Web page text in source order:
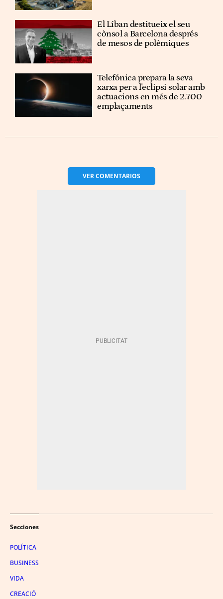
El Líban destitueix el seu
cònsol a Barcelona després
de mesos de polèmiques
Telefónica prepara la seva
xarxa per a l'eclipsi solar amb
actuacions en més de 2.700
emplaçaments
VERCOMENTARIOS
Secciones
POLÍTICA
BUSINESS
VIDA
CREACIÓ